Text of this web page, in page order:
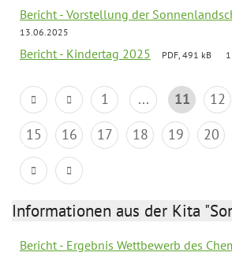
Bericht - Vorstellung der
13.06.2025
Bericht - Kindertag 2025 PDF, 491 kB
1 ... 11 12
15
16 17 18 19 20
Informationen aus der Kita
Bericht - Ergebnis Wettbewerb des